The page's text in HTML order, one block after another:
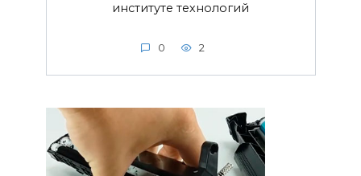
институте технологий
0 2